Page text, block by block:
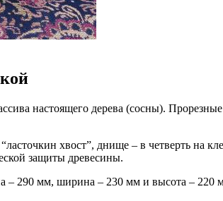
настоящего дерева (сосны).
хвост”, днище – в четверть
защиты древесины.
– 290 мм, ширина – 230 мм и высота –